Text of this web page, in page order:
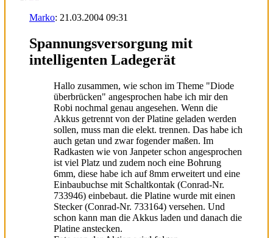
Marko: 21.03.2004 09:31
Spannungsversorgung mit
intelligenten Ladegerät
Hallo zusammen, wie schon im Theme "Diode
überbrücken" angesprochen habe ich mir den
Robi nochmal genau angesehen. Wenn die
Akkus getrennt von der Platine geladen werden
sollen, muss man die elekt. trennen. Das habe ich
auch getan und zwar fogender maßen. Im
Radkasten wie von Janpeter schon angesprochen
ist viel Platz und zudem noch eine Bohrung
6mm, diese habe ich auf 8mm erweitert und eine
Einbaubuchse mit Schaltkontak (Conrad-Nr.
733946) einbebaut. die Platine wurde mit einen
Stecker (Conrad-Nr. 733164) versehen. Und
schon kann man die Akkus laden und danach die
Platine anstecken.